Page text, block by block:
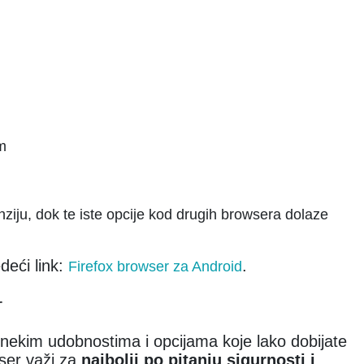
dok te iste opcije kod drugih browsera dolaze
link: Firefox browser za Android.
udobnostima i opcijama koje lako dobijate
važi za najbolji po pitanju sigurnosti i